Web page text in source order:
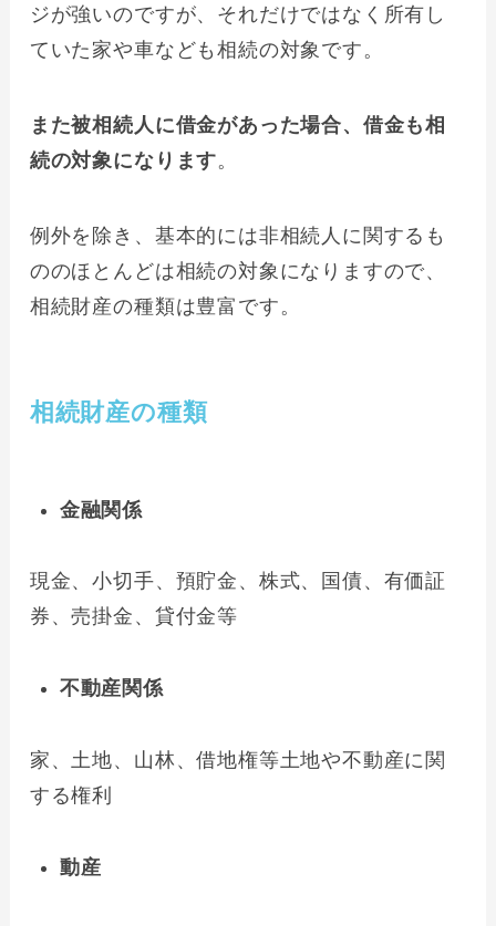
ジが強いのですが、それだけではなく所有し
ていた家や車なども相続の対象です。
また被相続人に借金があった場合、借金も相
続の対象になります。
例外を除き、基本的には非相続人に関するも
ののほとんどは相続の対象になりますので、
相続財産の種類は豊富です。
相続財産の種類
金融関係
現金、小切手、預貯金、株式、国債、有価証
券、売掛金、貸付金等
不動産関係
家、土地、山林、借地権等土地や不動産に関
する権利
動産